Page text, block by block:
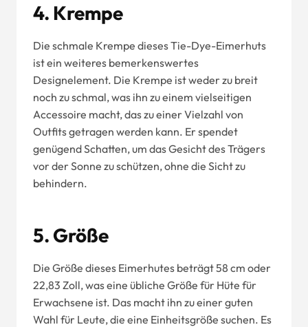
4. Krempe
Die schmale Krempe dieses Tie-Dye-Eimerhuts
ist ein weiteres bemerkenswertes
Designelement. Die Krempe ist weder zu breit
noch zu schmal, was ihn zu einem vielseitigen
Accessoire macht, das zu einer Vielzahl von
Outfits getragen werden kann. Er spendet
genügend Schatten, um das Gesicht des Trägers
vor der Sonne zu schützen, ohne die Sicht zu
behindern.
5. Größe
Die Größe dieses Eimerhutes beträgt 58 cm oder
22,83 Zoll, was eine übliche Größe für Hüte für
Erwachsene ist. Das macht ihn zu einer guten
Wahl für Leute, die eine Einheitsgröße suchen. Es